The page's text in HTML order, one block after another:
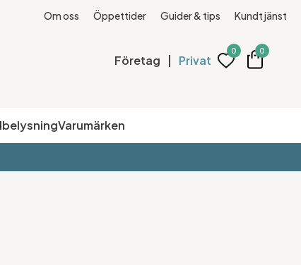
Om oss Öppettider Guider & tips Kundtjänst
Företag | Privat
0 0
Varumärken